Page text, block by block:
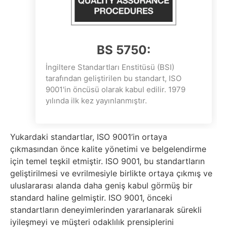
BS 5750:
İngiltere Standartları Enstitüsü (BSI)
tarafından geliştirilen bu standart, ISO
9001'in öncüsü olarak kabul edilir. 1979
yılında ilk kez yayınlanmıştır.
Yukardaki standartlar, ISO 9001’in ortaya
çıkmasından önce kalite yönetimi ve belgelendirme
için temel teşkil etmiştir. ISO 9001, bu standartların
geliştirilmesi ve evrilmesiyle birlikte ortaya çıkmış ve
uluslararası alanda daha geniş kabul görmüş bir
standard haline gelmiştir. ISO 9001, önceki
standartların deneyimlerinden yararlanarak sürekli
iyileşmeyi ve müşteri odaklılık prensiplerini